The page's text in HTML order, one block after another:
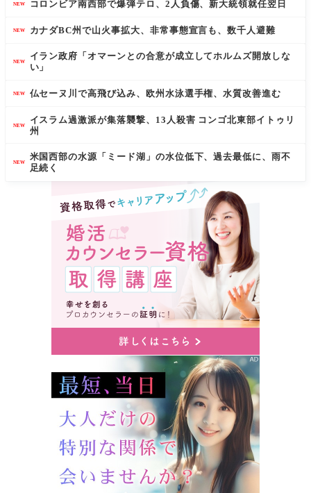
NEW コロンビア南西部で爆弾テロ、2人負傷、新大統領就任翌日
NEW カナダBC州で山火事拡大、非常事態宣言も、数千人避難
NEW
イラン政府「オマーンとの合意が成立してホルムズ開放しな
い」
NEW 仏セーヌ川で高飛び込み、欧州水泳選手権、水質改善進む
NEW
イスラム過激派が集落襲撃、13人殺害 コンゴ北東部イトゥリ
州
NEW
米国西部の水源「ミード湖」の水位低下、過去最低に、雨不
足続く